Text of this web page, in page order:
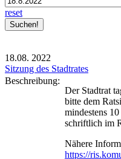
reset
18.08. 2022
Sitzung des Stadtrates
Beschreibung:
Der Stadtrat
bitte dem
mindestens
schriftlich im
Nähere
https://